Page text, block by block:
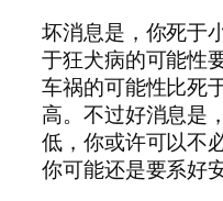
坏消息是，你死于
于狂犬病的可能性
车祸的可能性比死
高。不过好消息是
低，你或许可以不
你可能还是要系好